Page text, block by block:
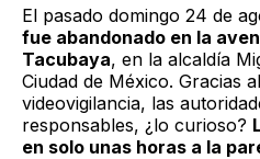
El pasado domingo 24 de
fue abandonado en la
Tacubaya, en la alcaldía
Ciudad de México. Gracias
videovigilancia, las
responsables, ¿lo curioso?
en solo unas horas a la